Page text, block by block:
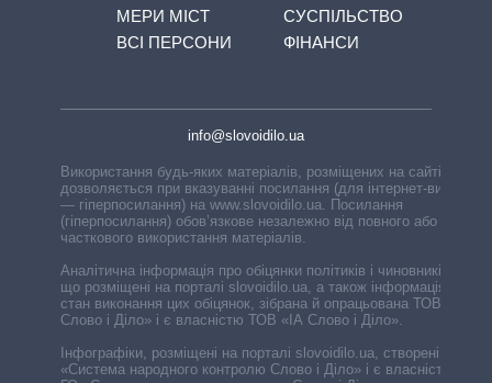
МЕРИ МІСТ
ВСІ ПЕРСОНИ
СУСПІЛЬСТВО
ФІНАНСИ
info@slovoidilo.ua
Використання будь-яких матеріалів, розміщених на сайті,
дозволяється при вказуванні посилання (для інтернет-видань
— гіперпосилання) на www.slovoidilo.ua. Посилання
(гіперпосилання) обов’язкове незалежно від повного або
часткового використання матеріалів.
Аналітична інформація про обіцянки політиків і чиновників,
що розміщені на порталі slovoidilo.ua, а також інформація про
стан виконання цих обіцянок, зібрана й опрацьована ТОВ «ІА
Слово і Діло» і є власністю ТОВ «ІА Слово і Діло».
Інфографіки, розміщені на порталі slovoidilo.ua, створені ГО
«Система народного контролю Слово і Діло» і є власністю